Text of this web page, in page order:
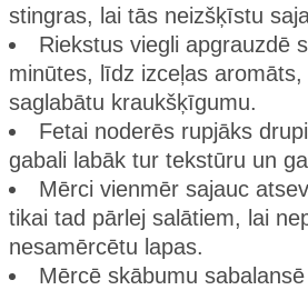
stingras, lai tās neizšķīstu
Riekstus viegli apgrauzdē
minūtes, līdz izceļas
saglabātu kraukšķīgumu.
Fetai noderēs rupjāks
gabali labāk tur tekstūru un
Mērci vienmēr sajauc
tikai tad pārlej salātiem, lai
nesamērcētu lapas.
Mērcē skābumu